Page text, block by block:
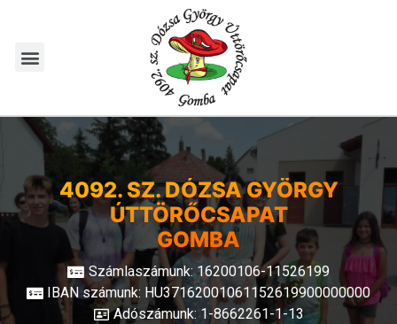
4092. SZ. DÓZSA GYÖRGY
ÚTTÖRŐCSAPAT
GOMBA
Számlaszámunk: 16200106-11526199
IBAN számunk: HU37162001061152619900000000
Adószámunk: 1-8662261-1-13